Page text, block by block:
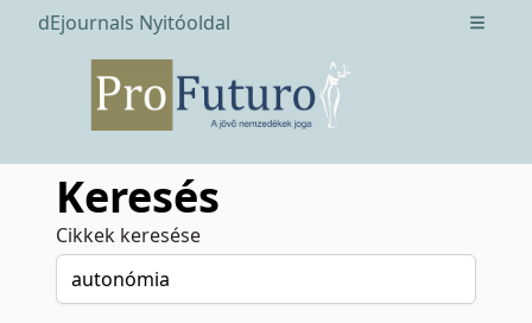
dEjournals Nyitóoldal Open
Keresés
Cikkek keresése